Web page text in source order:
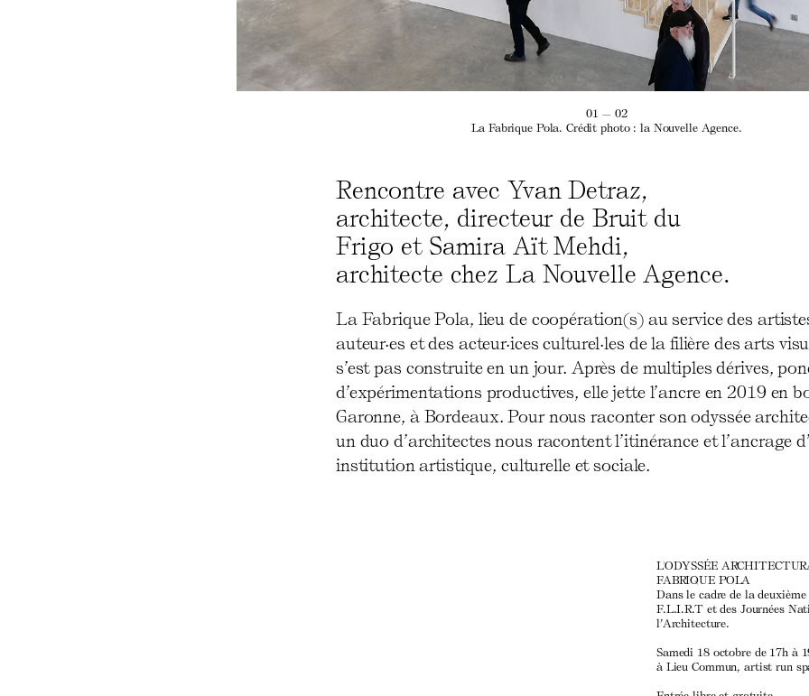
01 — 02
La Fabrique Pola. Crédit photo : la Nouvelle Agence.
Rencontre avec Yvan Detraz,
architecte, directeur de Bruit du
Frigo et Samira Aït Mehdi,
architecte chez La Nouvelle Agence.
La Fabrique Pola, lieu de coopération(s) au service des
auteur·es et des acteur·ices culturel·les de la filière des arts
s’est pas construite en un jour. Après de multiples dérives,
d’expérimentations productives, elle jette l’ancre en 2019 en
Garonne, à Bordeaux. Pour nous raconter son odyssée
un duo d’architectes nous racontent l’itinérance et l’ancrage
institution artistique, culturelle et sociale.
L'ODYSSÉE
FABRIQUE POLA
Dans le cadre de la
F.L.I.R.T et des Journées
l’Architecture.
Samedi 18 octobre de 17h à
à Lieu Commun, artist run